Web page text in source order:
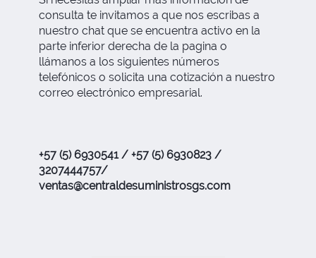
consulta te invitamos a que nos escribas a
nuestro chat que se encuentra activo en la
parte inferior derecha de la pagina o
llámanos a los siguientes números
telefónicos o solicita una cotización a nuestro
correo electrónico empresarial.
+57 (5) 6930541 / +57 (5) 6930823 /
3207444757/
ventas@centraldesuministrosgs.com